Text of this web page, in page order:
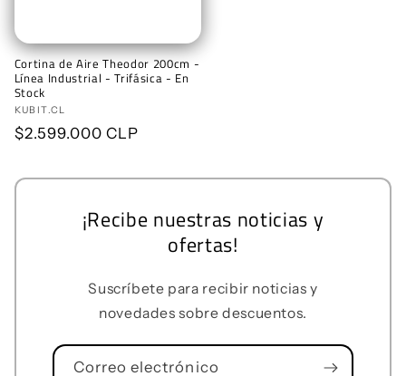
Cortina de Aire Theodor 200cm -
Línea Industrial - Trifásica - En
Stock
Proveedor:
KUBIT.CL
Precio
$2.599.000 CLP
¡Recibe nuestras noticias y
ofertas!
Suscríbete para recibir noticias y
novedades sobre descuentos.
Correo electrónico